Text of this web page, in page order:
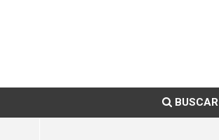
BUSCAR